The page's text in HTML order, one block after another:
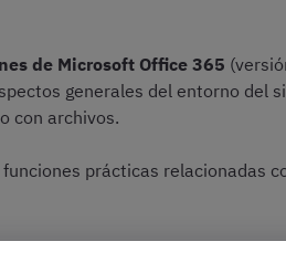
de Microsoft Office 365
generales del entorno del
con archivos.
prácticas relacionadas
encabezados, numeración,